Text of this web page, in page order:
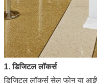
1. डिजिटल लॉकर्स
डिजिटल लॉकर्स सेल फोन या